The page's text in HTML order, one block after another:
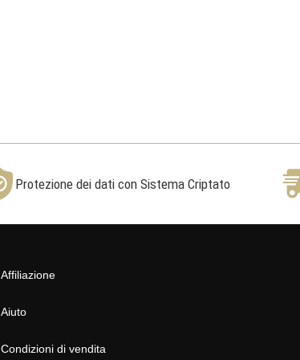
Protezione dei dati con Sistema Criptato
Affiliazione
Aiuto
Condizioni di vendita